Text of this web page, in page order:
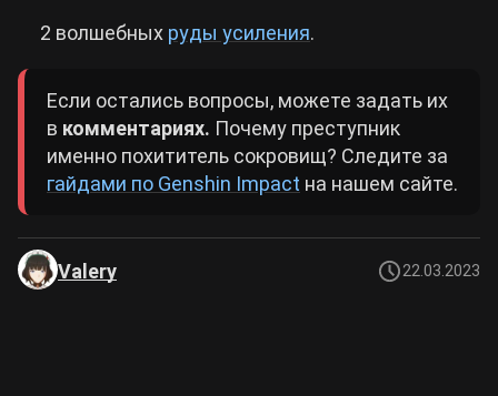
2 волшебных руды усиления.
Если остались вопросы, можете задать их
в комментариях. Почему преступник
именно похититель сокровищ? Следите за
гайдами по Genshin Impact на нашем сайте.
Valery 22.03.2023